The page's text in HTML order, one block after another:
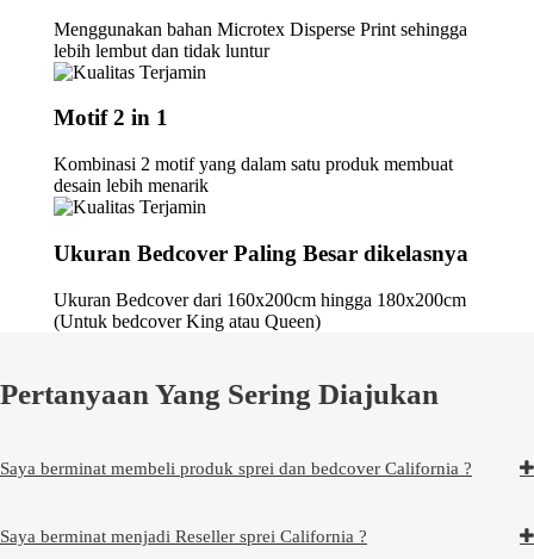
Menggunakan bahan Microtex Disperse Print sehingga
lebih lembut dan tidak luntur
Motif 2 in 1
Kombinasi 2 motif yang dalam satu produk membuat
desain lebih menarik
Ukuran Bedcover Paling Besar dikelasnya
Ukuran Bedcover dari 160x200cm hingga 180x200cm
(Untuk bedcover King atau Queen)
Pertanyaan Yang Sering Diajukan
Saya berminat membeli produk sprei dan bedcover California ?
Saya berminat menjadi Reseller sprei California ?